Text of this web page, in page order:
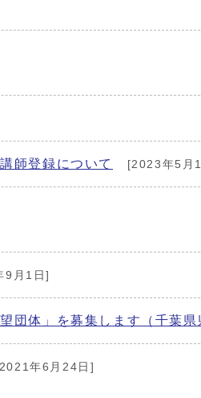
師登録について [2023年5月
9月1日]
団体」を募集します（千葉県
年6月24日]